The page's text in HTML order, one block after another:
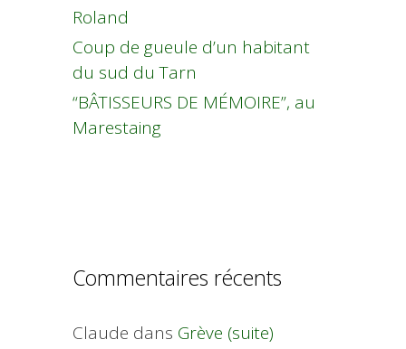
Roland
Coup de gueule d’un habitant
du sud du Tarn
“BÂTISSEURS DE MÉMOIRE”, au
Marestaing
Commentaires récents
Claude dans Grève (suite)